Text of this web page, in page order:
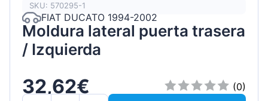
SKU: 570295-1
FIAT DUCATO 1994-2002
Moldura lateral puerta trasera
/ Izquierda
32,62€
(0)